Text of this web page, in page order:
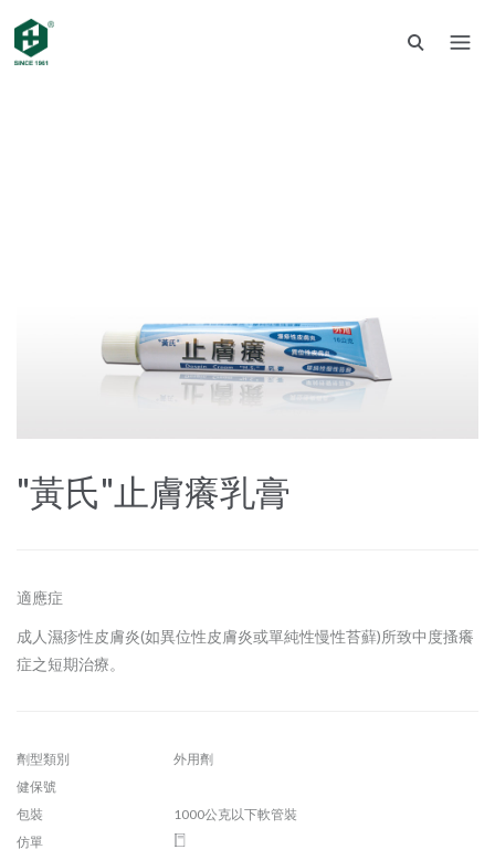
"黃氏"止膚癢乳膏
適應症
成人濕疹性皮膚炎(如異位性皮膚炎或單純性慢性苔蘚)所致中度搔癢
症之短期治療。
劑型類別
外用劑
健保號
包裝
1000公克以下軟管裝
仿單